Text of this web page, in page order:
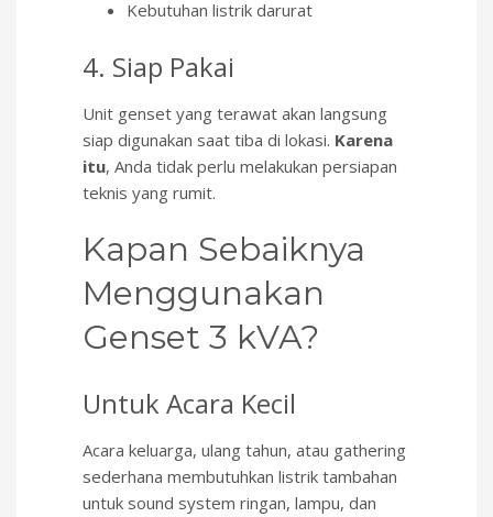
Kebutuhan listrik darurat
4. Siap Pakai
Unit genset yang terawat akan langsung
siap digunakan saat tiba di lokasi. Karena
itu, Anda tidak perlu melakukan persiapan
teknis yang rumit.
Kapan Sebaiknya
Menggunakan
Genset 3 kVA?
Untuk Acara Kecil
Acara keluarga, ulang tahun, atau gathering
sederhana membutuhkan listrik tambahan
untuk sound system ringan, lampu, dan